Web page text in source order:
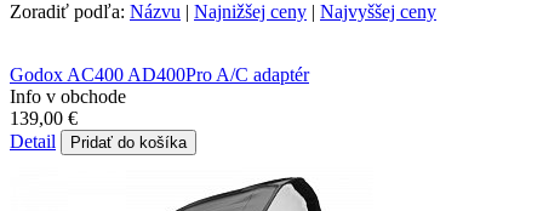
Zoradiť podľa: Názvu | Najnižšej ceny | Najvyššej ceny
Godox AC400 AD400Pro A/C adaptér
Info v obchode
139,00 €
Detail
Pridať do košíka